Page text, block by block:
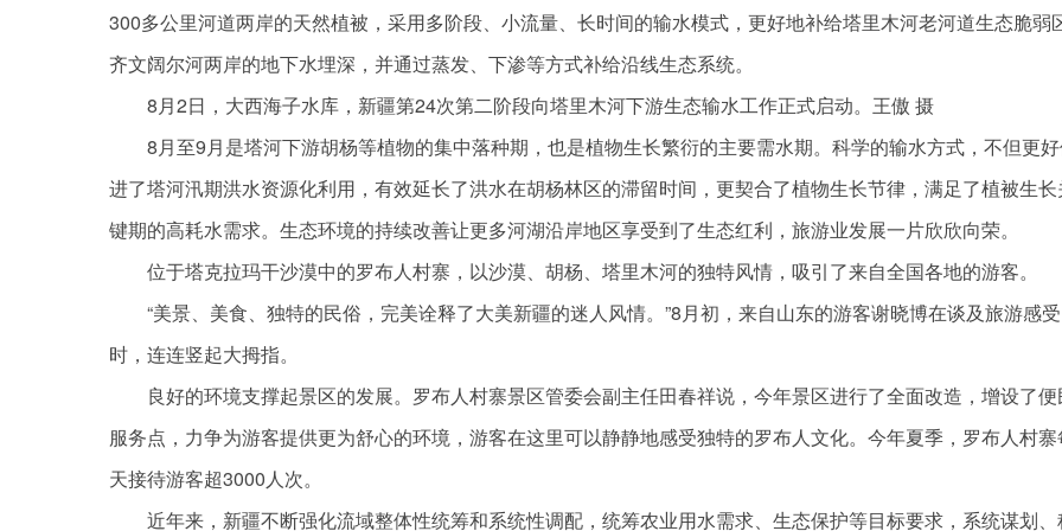
300多公里河道两岸的天然植被，采用多阶段、小流量、长时间的输水模式，更好地补给塔里木河老河道生态脆弱
齐文阔尔河两岸的地下水埋深，并通过蒸发、下渗等方式补给沿线生态系统。
8月2日，大西海子水库，新疆第24次第二阶段向塔里木河下游生态输水工作正式启动。王傲 摄
8月至9月是塔河下游胡杨等植物的集中落种期，也是植物生长繁衍的主要需水期。科学的输水方式，不但更
进了塔河汛期洪水资源化利用，有效延长了洪水在胡杨林区的滞留时间，更契合了植物生长节律，满足了植被生长
键期的高耗水需求。生态环境的持续改善让更多河湖沿岸地区享受到了生态红利，旅游业发展一片欣欣向荣。
位于塔克拉玛干沙漠中的罗布人村寨，以沙漠、胡杨、塔里木河的独特风情，吸引了来自全国各地的游客。
“美景、美食、独特的民俗，完美诠释了大美新疆的迷人风情。”8月初，来自山东的游客谢晓博在谈及旅游感受
时，连连竖起大拇指。
良好的环境支撑起景区的发展。罗布人村寨景区管委会副主任田春祥说，今年景区进行了全面改造，增设了便
服务点，力争为游客提供更为舒心的环境，游客在这里可以静静地感受独特的罗布人文化。今年夏季，罗布人村
天接待游客超3000人次。
近年来，新疆不断强化流域整体性统筹和系统性调配，统筹农业用水需求、生态保护等目标要求，系统谋划、